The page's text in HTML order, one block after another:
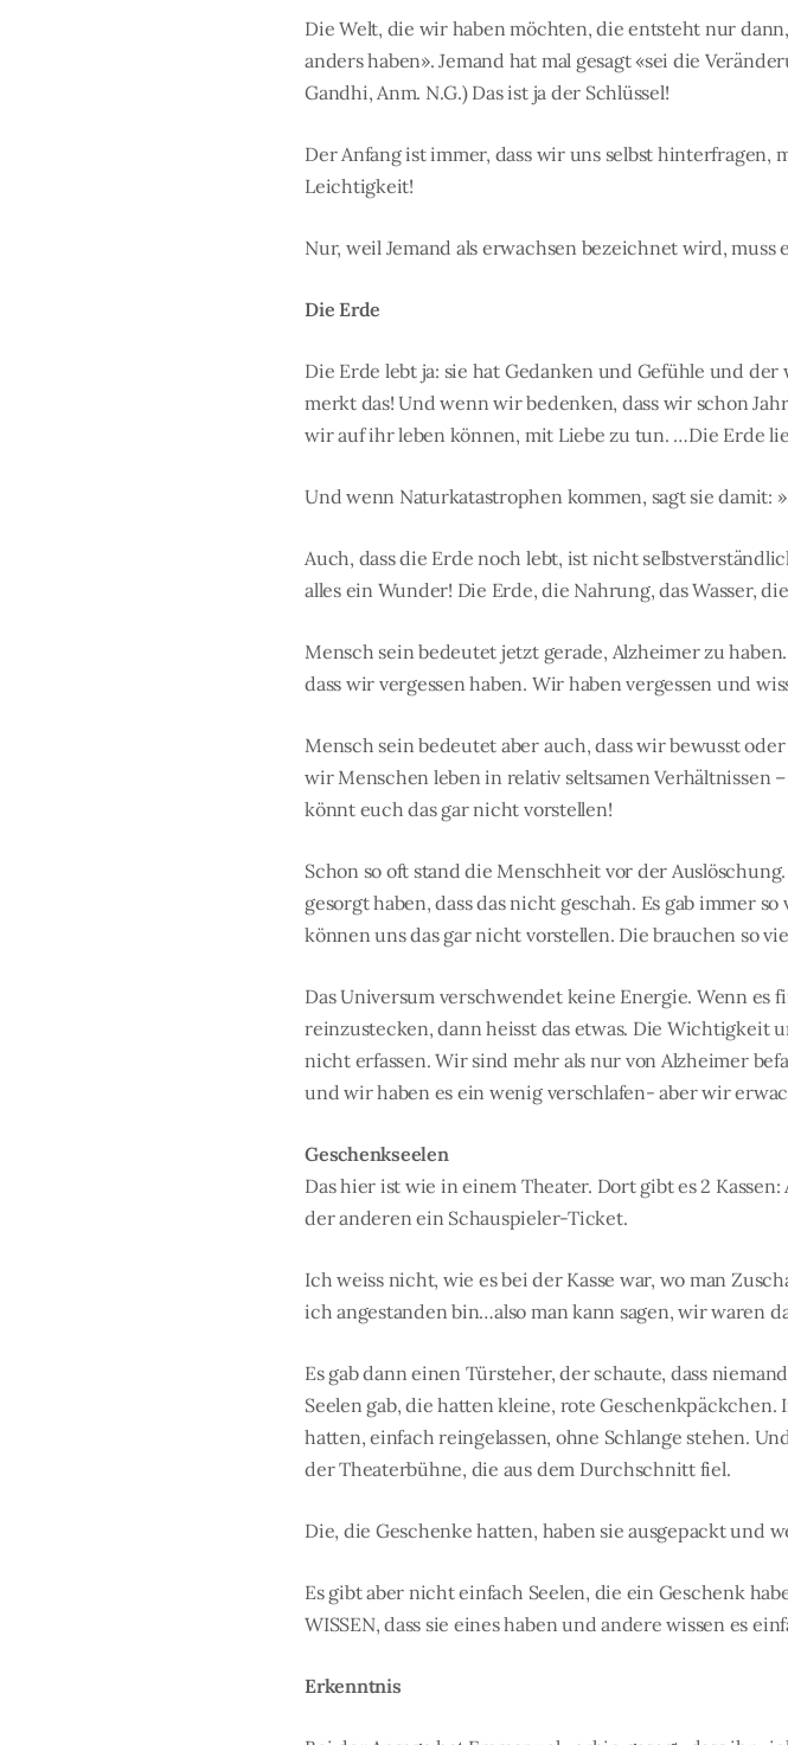
Die Welt, die wir haben möchten, die entsteht nur
anders haben». Jemand hat mal gesagt «sei die
Gandhi, Anm. N.G.) Das ist ja der Schlüssel!
Der Anfang ist immer, dass wir uns selbst
Leichtigkeit!
Nur, weil Jemand als erwachsen bezeichnet wird,
Die Erde
Die Erde lebt ja: sie hat Gedanken und Gefühle und
merkt das! Und wenn wir bedenken, dass wir schon
wir auf ihr leben können, mit Liebe zu tun. …Die Erde
Und wenn Naturkatastrophen kommen, sagt sie damit:
Auch, dass die Erde noch lebt, ist nicht
alles ein Wunder! Die Erde, die Nahrung, das Wasser,
Mensch sein bedeutet jetzt gerade, Alzheimer zu
dass wir vergessen haben. Wir haben vergessen und
Mensch sein bedeutet aber auch, dass wir bewusst
wir Menschen leben in relativ seltsamen Verhältnissen
könnt euch das gar nicht vorstellen!
Schon so oft stand die Menschheit vor der
gesorgt haben, dass das nicht geschah. Es gab immer
können uns das gar nicht vorstellen. Die brauchen so
Das Universum verschwendet keine Energie. Wenn
reinzustecken, dann heisst das etwas. Die
nicht erfassen. Wir sind mehr als nur von Alzheimer
und wir haben es ein wenig verschlafen- aber wir
Geschenkseelen
Das hier ist wie in einem Theater. Dort gibt es 2
der anderen ein Schauspieler-Ticket.
Ich weiss nicht, wie es bei der Kasse war, wo man
ich angestanden bin…also man kann sagen, wir waren
Es gab dann einen Türsteher, der schaute, dass
Seelen gab, die hatten kleine, rote
hatten, einfach reingelassen, ohne Schlange stehen.
der Theaterbühne, die aus dem Durchschnitt fiel.
Die, die Geschenke hatten, haben sie ausgepackt und
Es gibt aber nicht einfach Seelen, die ein Geschenk
WISSEN, dass sie eines haben und andere wissen es
Erkenntnis